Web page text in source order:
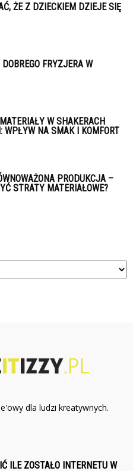
ŻE Z DZIECKIEM DZIEJE SIĘ
FRYZJERA W
W SHAKERACH
WPŁYW NA SMAK I KOMFORT
PRODUKCJA –
STRATY MATERIAŁOWE?
dla ludzi kreatywnych.
ILE ZOSTAŁO INTERNETU W